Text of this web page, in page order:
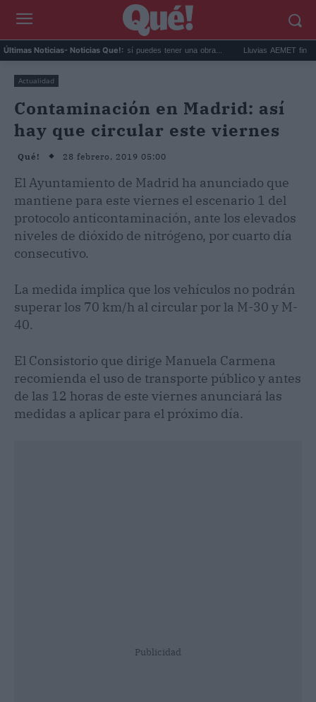
Últimas Noticias- Noticias Que!:
Comprar arte en subasta: así puedes tener una obra... Lluvias AEMET fin de
Actualidad
Contaminación en Madrid: así
hay que circular este viernes
Qué! 28 febrero, 2019 05:00
El Ayuntamiento de Madrid ha anunciado que
mantiene para este viernes el escenario 1 del
protocolo anticontaminación, ante los elevados
niveles de dióxido de nitrógeno, por cuarto día
consecutivo.
La medida implica que los vehículos no podrán
superar los 70 km/h al circular por la M-30 y M-
40.
El Consistorio que dirige Manuela Carmena
recomienda el uso de transporte público y antes
de las 12 horas de este viernes anunciará las
medidas a aplicar para el próximo día.
Publicidad